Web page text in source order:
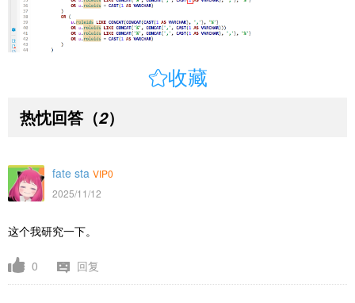
收藏
热忱回答 （2）
fate sta VIP0
2025/11/12
这个我研究一下。
0 回复